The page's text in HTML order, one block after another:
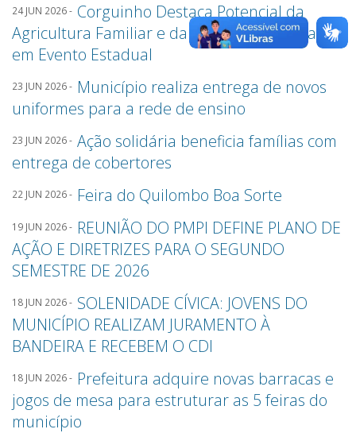
24 JUN 2026 - Corguinho Destaca Potencial da
Agricultura Familiar e da Sociobiodiversidade
em Evento Estadual
23 JUN 2026 - Município realiza entrega de novos
uniformes para a rede de ensino
23 JUN 2026 - Ação solidária beneficia famílias com
entrega de cobertores
22 JUN 2026 - Feira do Quilombo Boa Sorte
19 JUN 2026 - REUNIÃO DO PMPI DEFINE PLANO DE
AÇÃO E DIRETRIZES PARA O SEGUNDO
SEMESTRE DE 2026
18 JUN 2026 - SOLENIDADE CÍVICA: JOVENS DO
MUNICÍPIO REALIZAM JURAMENTO À
BANDEIRA E RECEBEM O CDI
18 JUN 2026 - Prefeitura adquire novas barracas e
jogos de mesa para estruturar as 5 feiras do
município